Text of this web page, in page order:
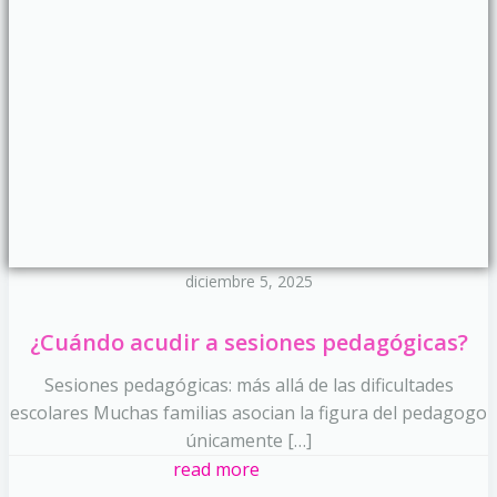
diciembre 5, 2025
¿Cuándo acudir a sesiones pedagógicas?
Sesiones pedagógicas: más allá de las dificultades
escolares Muchas familias asocian la figura del pedagogo
únicamente […]
read more